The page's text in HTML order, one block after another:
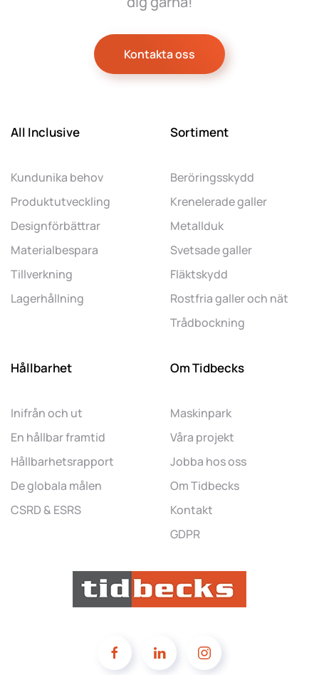
Kontakta oss
All Inclusive
Kundunika behov
Produktutveckling
Designförbättrar
Materialbespara
Tillverkning
Lagerhållning
Sortiment
Beröringsskydd
Krenelerade galler
Metallduk
Svetsade galler
Fläktskydd
Rostfria galler och nät
Trådbockning
Hållbarhet
Inifrån och ut
En hållbar framtid
Hållbarhetsrapport
De globala målen
CSRD & ESRS
Om Tidbecks
Maskinpark
Våra projekt
Jobba hos oss
Om Tidbecks
Kontakt
GDPR